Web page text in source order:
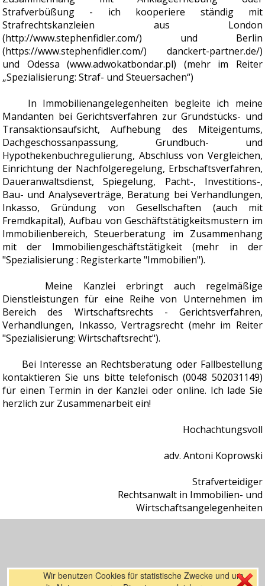
Strafverbüßung - ich kooperiere ständig mit
Strafrechtskanzleien aus London
(http://www.stephenfidler.com/) und Berlin
(https://www.stephenfidler.com/) danckert-partner.de/)
und Odessa (www.adwokatbondar.pl) (mehr im Reiter
„Spezialisierung: Straf- und Steuersachen“)
In Immobilienangelegenheiten begleite ich meine
Mandanten bei Gerichtsverfahren zur Grundstücks- und
Transaktionsaufsicht, Aufhebung des Miteigentums,
Dachgeschossanpassung, Grundbuch- und
Hypothekenbuchregulierung, Abschluss von Vergleichen,
Einrichtung der Nachfolgeregelung, Erbschaftsverfahren,
Daueranwaltsdienst, Spiegelung, Pacht-, Investitions-,
Bau- und Analyseverträge, Beratung bei Verhandlungen,
Inkasso, Gründung von Gesellschaften (auch mit
Fremdkapital), Aufbau von Geschäftstätigkeitsmustern im
Immobilienbereich, Steuerberatung im Zusammenhang
mit der Immobiliengeschäftstätigkeit (mehr in der
"Spezialisierung : Registerkarte "Immobilien").
Meine Kanzlei erbringt auch regelmäßige
Dienstleistungen für eine Reihe von Unternehmen im
Bereich des Wirtschaftsrechts - Gerichtsverfahren,
Verhandlungen, Inkasso, Vertragsrecht (mehr im Reiter
"Spezialisierung: Wirtschaftsrecht").
Bei Interesse an Rechtsberatung oder Fallbestellung
kontaktieren Sie uns bitte telefonisch (0048 502031149)
für einen Termin in der Kanzlei oder online. Ich lade Sie
herzlich zur Zusammenarbeit ein!
Hochachtungsvoll
adv. Antoni Koprowski
Strafverteidiger
Rechtsanwalt in Immobilien- und
Wirtschaftsangelegenheiten
Wir benutzen Cookies für statistische Zwecke und um